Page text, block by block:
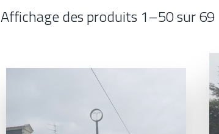
Affichage des produits 1–50 sur 69